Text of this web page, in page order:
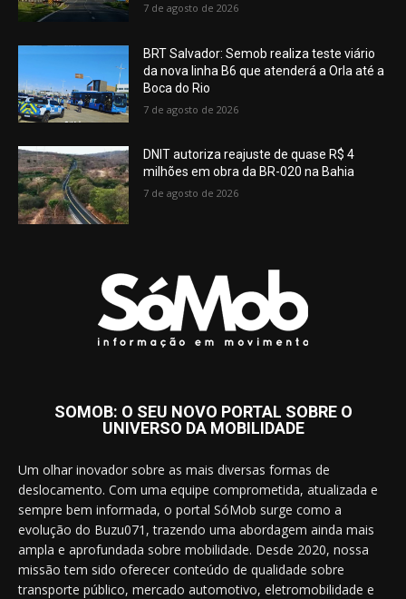
7 de agosto de 2026
BRT Salvador: Semob realiza teste viário
da nova linha B6 que atenderá a Orla até a
Boca do Rio
7 de agosto de 2026
DNIT autoriza reajuste de quase R$ 4
milhões em obra da BR-020 na Bahia
7 de agosto de 2026
SOMOB: O SEU NOVO PORTAL SOBRE O
UNIVERSO DA MOBILIDADE
Um olhar inovador sobre as mais diversas formas de
deslocamento. Com uma equipe comprometida, atualizada e
sempre bem informada, o portal SóMob surge como a
evolução do Buzu071, trazendo uma abordagem ainda mais
ampla e aprofundada sobre mobilidade. Desde 2020, nossa
missão tem sido oferecer conteúdo de qualidade sobre
transporte público, mercado automotivo, eletromobilidade e